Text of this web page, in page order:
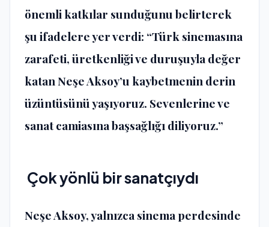
önemli katkılar sunduğunu belirterek
şu ifadelere yer verdi: “Türk sinemasına
zarafeti, üretkenliği ve duruşuyla değer
katan Neşe Aksoy’u kaybetmenin derin
üzüntüsünü yaşıyoruz. Sevenlerine ve
sanat camiasına başsağlığı diliyoruz.”
Çok yönlü bir sanatçıydı
Neşe Aksoy, yalnızca sinema perdesinde